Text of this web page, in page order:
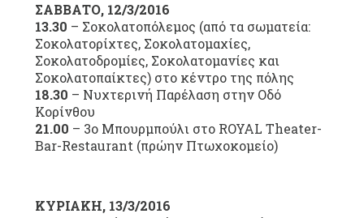
ΣΑΒΒΑΤΟ, 12/3/2016
13.30 – Σοκολατοπόλεμος (από τα σωματεία:
Σοκολατορίχτες, Σοκολατομαχίες,
Σοκολατοδρομίες, Σοκολατομανίες και
Σοκολατοπαίκτες) στο κέντρο της πόλης
18.30 – Νυχτερινή Παρέλαση στην Οδό
Κορίνθου
21.00 – 3ο Μπουρμπούλι στο ROYAL Theater-
Bar-Restaurant (πρώην Πτωχοκομείο)
ΚΥΡΙΑΚΗ, 13/3/2016